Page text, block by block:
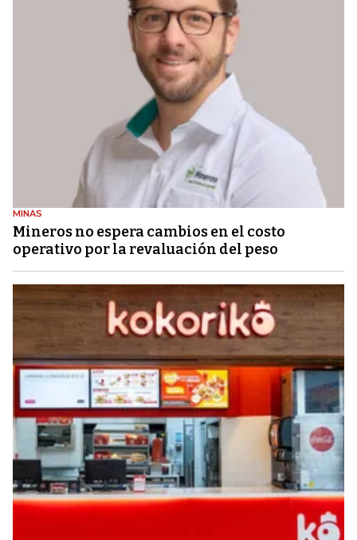
MINAS
Mineros no espera cambios en el costo
operativo por la revaluación del peso